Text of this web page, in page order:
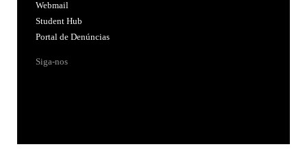
Webmail
Student Hub
Portal de Denúncias
Siga-nos